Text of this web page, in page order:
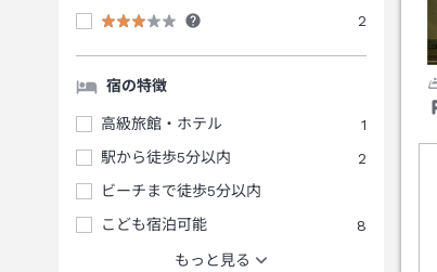
2
宿の特徴
高級旅館・ホテル
1
駅から徒歩5分以内
2
ビーチまで徒歩5分以内
こども宿泊可能
8
もっと見る